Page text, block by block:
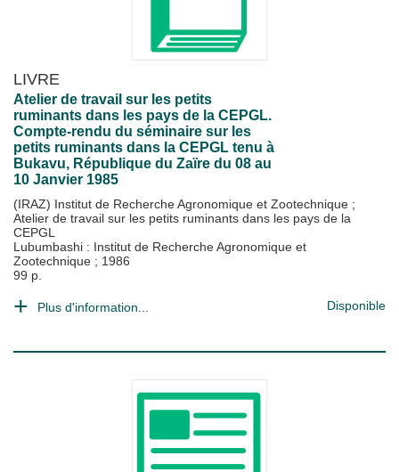
LIVRE
Atelier de travail sur les petits
ruminants dans les pays de la CEPGL.
Compte-rendu du séminaire sur les
petits ruminants dans la CEPGL tenu à
Bukavu, République du Zaïre du 08 au
10 Janvier 1985
(IRAZ) Institut de Recherche Agronomique et Zootechnique ;
Atelier de travail sur les petits ruminants dans les pays de la
CEPGL
Lubumbashi : Institut de Recherche Agronomique et
Zootechnique ; 1986
99 p.
Plus d'information... Disponible